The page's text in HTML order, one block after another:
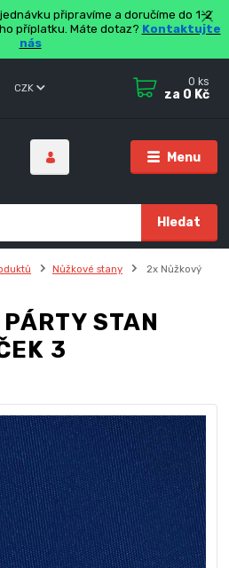
připravíme a doručíme do 1-2
příplatku. Máte dotaz? Kontaktujte
nás
Menu
CZK
Hledat
0 ks
za 0 Kč
Nůžkové stany
2x Nůžkový
STAN
3